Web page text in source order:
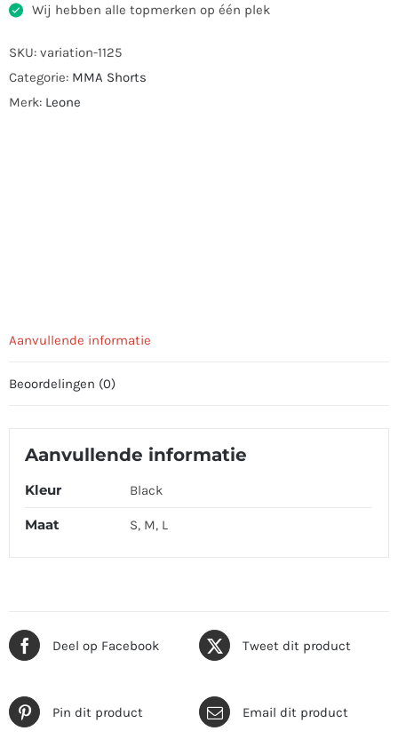
Wij hebben alle topmerken op één plek
SKU: variation-1125
Categorie: MMA Shorts
Merk: Leone
Aanvullende informatie
Beoordelingen (0)
Aanvullende informatie
Kleur Black
Maat S, M, L
Deel op Facebook Tweet dit product
Pin dit product Email dit product